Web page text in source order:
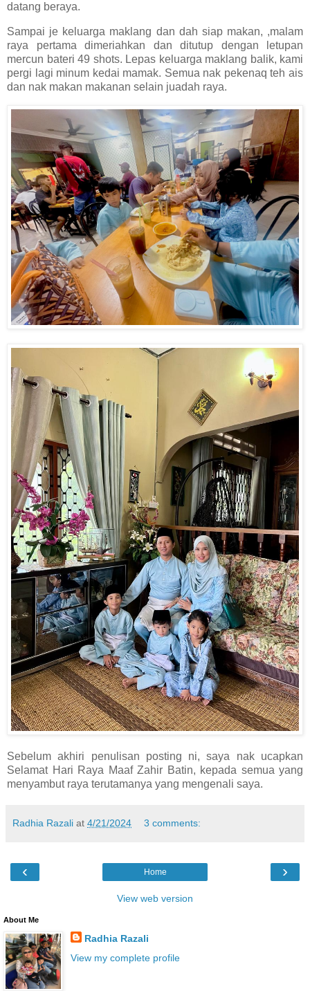
datang beraya.
Sampai je keluarga maklang dan dah siap makan, ,malam
raya pertama dimeriahkan dan ditutup dengan letupan
mercun bateri 49 shots. Lepas keluarga maklang balik, kami
pergi lagi minum kedai mamak. Semua nak pekenaq teh ais
dan nak makan makanan selain juadah raya.
Sebelum akhiri penulisan posting ni, saya nak ucapkan
Selamat Hari Raya Maaf Zahir Batin, kepada semua yang
menyambut raya terutamanya yang mengenali saya.
Radhia Razali at 4/21/2024 3 comments:
‹ ›
Home
View web version
About Me
Radhia Razali
View my complete profile